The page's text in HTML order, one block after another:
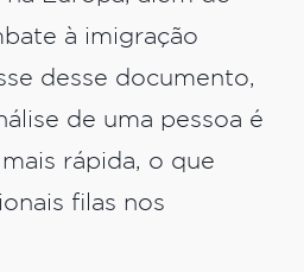
à imigração
desse documento,
de uma pessoa é
rápida, o que
filas nos